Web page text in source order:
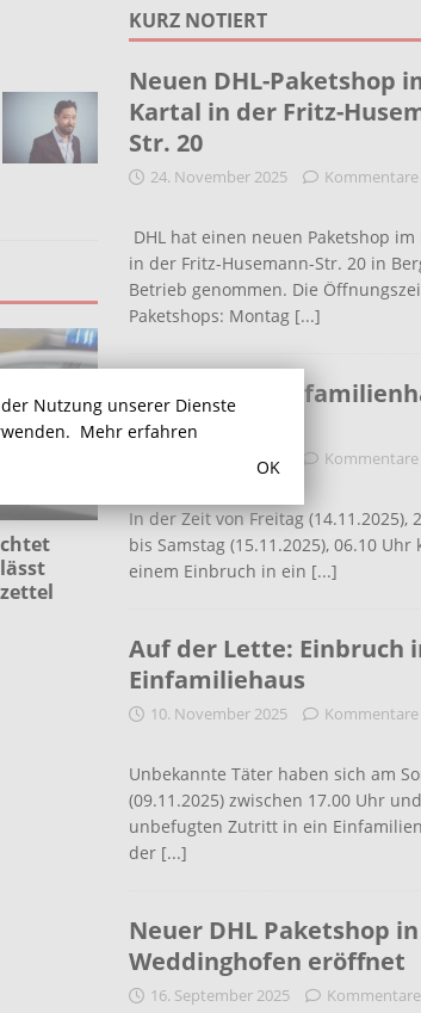
KURZ NOTIERT
Neuen DHL-Paketshop
Kartal in der Fritz-
Str. 20
24. November 2025
DHL hat einen neuen Paketshop im
in der Fritz-Husemann-Str. 20 in
Betrieb genommen. Die
Paketshops: Montag [...]
Einbruch in
Haldenweg
16. November 2025
In der Zeit von Freitag (14.11.2025),
bis Samstag (15.11.2025), 06.10 Uhr
einem Einbruch in ein [...]
Auf der Lette: Einbruch
Einfamiliehaus
10. November 2025
Unbekannte Täter haben sich am
(09.11.2025) zwischen 17.00 Uhr
unbefugten Zutritt in ein
der [...]
Neuer DHL Paketshop in
Weddinghofen eröffnet
16. September 2025
Nutzung unserer Dienste
Mehr erfahren
OK